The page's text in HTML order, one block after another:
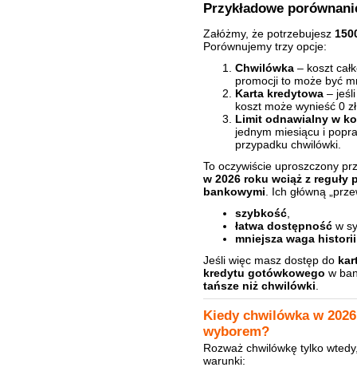
Przykładowe
Załóżmy, że potrzebujesz
Porównujemy trzy opcje:
Chwilówka – koszt
promocji to może być
Karta kredytowa –
koszt może wynieść 0
Limit odnawialny w
jednym miesiącu i
przypadku chwilówki.
To oczywiście uproszczony
w 2026 roku wciąż z
bankowymi. Ich główną
szybkość,
łatwa dostępność w
mniejsza waga
Jeśli więc masz dostęp do
kredytu gotówkowego w
tańsze niż chwilówki.
Kiedy chwilówka w
wyborem?
Rozważ chwilówkę tylko
warunki: